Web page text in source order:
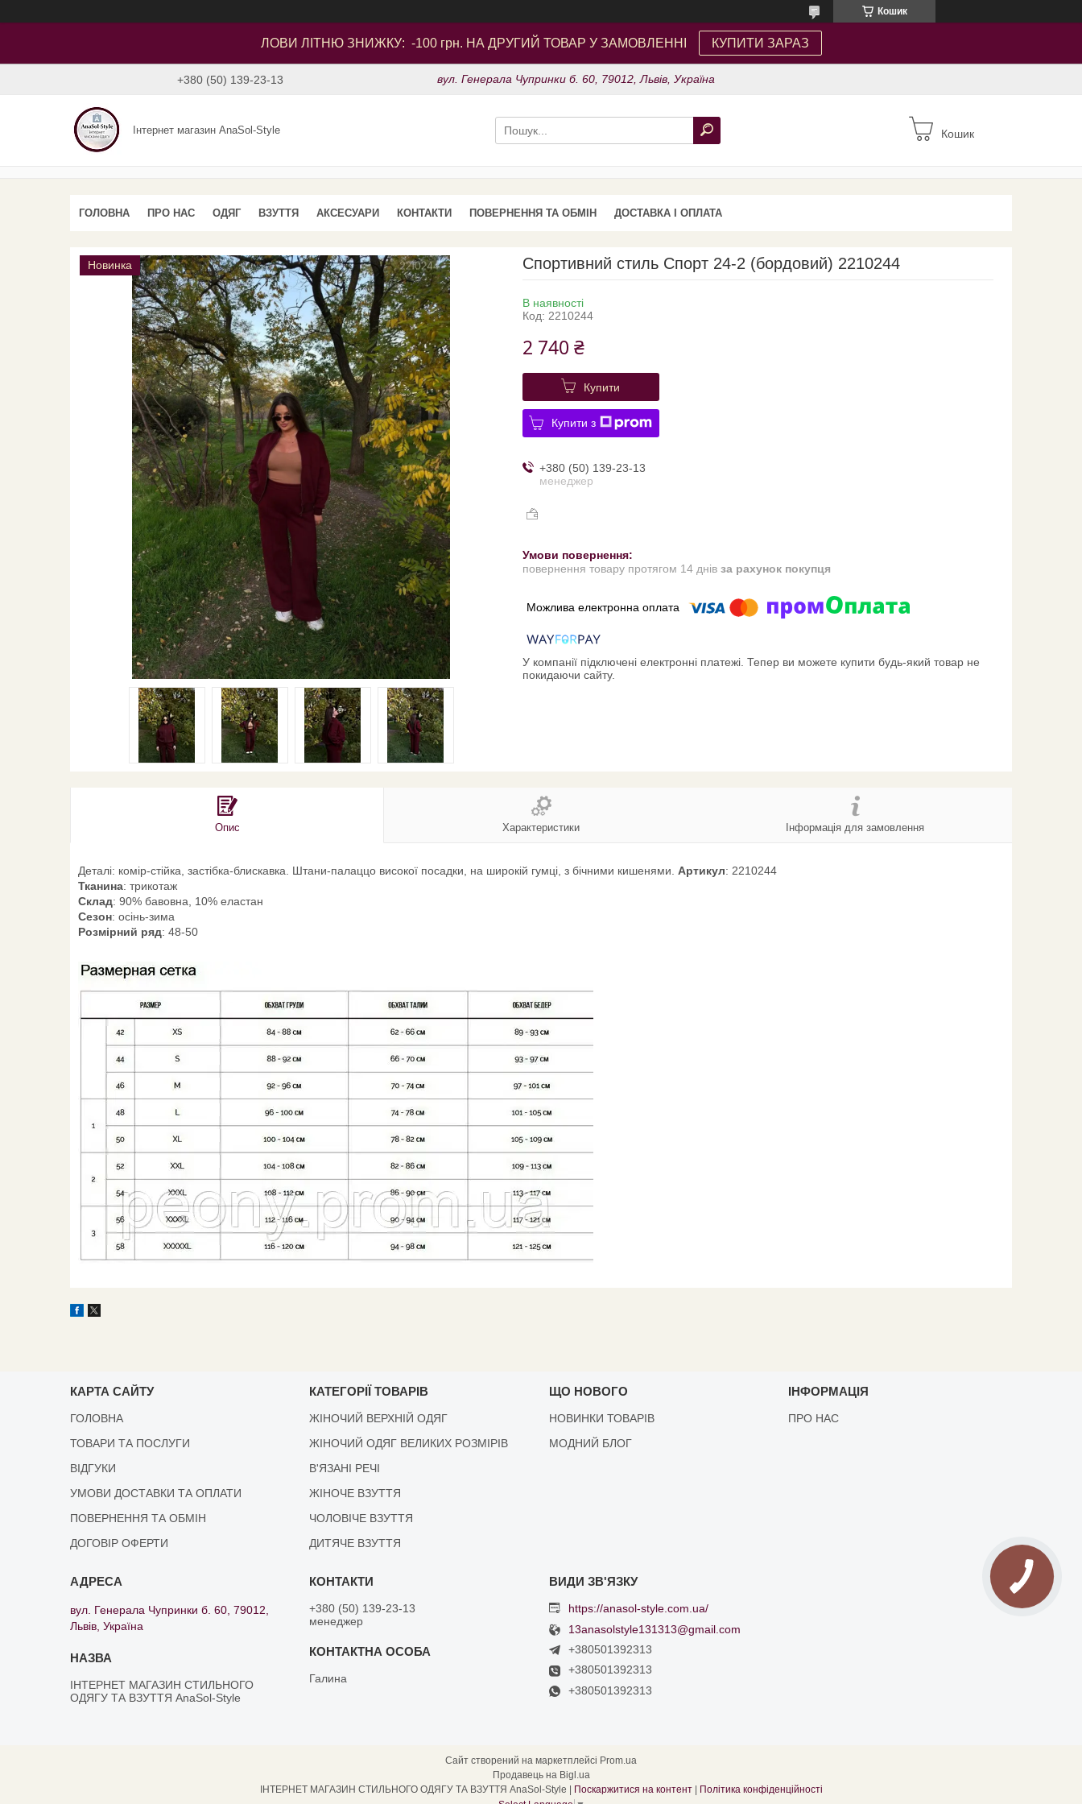
Кошик
ЛОВИ ЛІТНЮ ЗНИЖКУ: -100 грн. НА ДРУГИЙ ТОВАР У ЗАМОВЛЕННІ КУПИТИ ЗАРАЗ
+380 (50) 139-23-13 вул. Генерала Чупринки б. 60, 79012, Львів, Україна
Інтернет магазин AnaSol-Style Кошик
ГОЛОВНА ПРО НАС ОДЯГ ВЗУТТЯ АКСЕСУАРИ КОНТАКТИ ПОВЕРНЕННЯ ТА ОБМІН ДОСТАВКА І ОПЛАТА
Новинка Спортивний стиль Спорт 24-2 (бордовий) 2210244
В наявності
Код: 2210244
2 740 ₴
Купити
Купити з
+380 (50) 139-23-13
менеджер
повернення товару протягом 14 днів за рахунок покупця
У компанії підключені електронні платежі. Тепер ви можете купити будь-який товар не
покидаючи сайту.
Опис Характеристики Інформація для замовлення
Деталі: комір-стійка, застібка-блискавка. Штани-палаццо високої посадки, на широкій гумці, з бічними кишенями. Артикул: 2210244
Тканина: трикотаж
Склад: 90% бавовна, 10% еластан
Сезон: осінь-зима
Розмірний ряд: 48-50
КАРТА САЙТУ
ГОЛОВНА
ТОВАРИ ТА ПОСЛУГИ
ВІДГУКИ
УМОВИ ДОСТАВКИ ТА ОПЛАТИ
ПОВЕРНЕННЯ ТА ОБМІН
ДОГОВІР ОФЕРТИ
КАТЕГОРІЇ ТОВАРІВ
ЖІНОЧИЙ ВЕРХНІЙ ОДЯГ
ЖІНОЧИЙ ОДЯГ ВЕЛИКИХ РОЗМІРІВ
В'ЯЗАНІ РЕЧІ
ЖІНОЧЕ ВЗУТТЯ
ЧОЛОВІЧЕ ВЗУТТЯ
ДИТЯЧЕ ВЗУТТЯ
ЩО НОВОГО
НОВИНКИ ТОВАРІВ
МОДНИЙ БЛОГ
ІНФОРМАЦІЯ
ПРО НАС
вул. Генерала Чупринки б. 60, 79012,
Львів, Україна
ІНТЕРНЕТ МАГАЗИН СТИЛЬНОГО
ОДЯГУ ТА ВЗУТТЯ AnaSol-Style
+380 (50) 139-23-13
менеджер
Галина
https://anasol-style.com.ua/
13anasolstyle131313@gmail.com
+380501392313
+380501392313
+380501392313
Сайт створений на маркетплейсі Prom.ua
Продавець на Bigl.ua
Поскаржитися на контент
Політика конфіденційності